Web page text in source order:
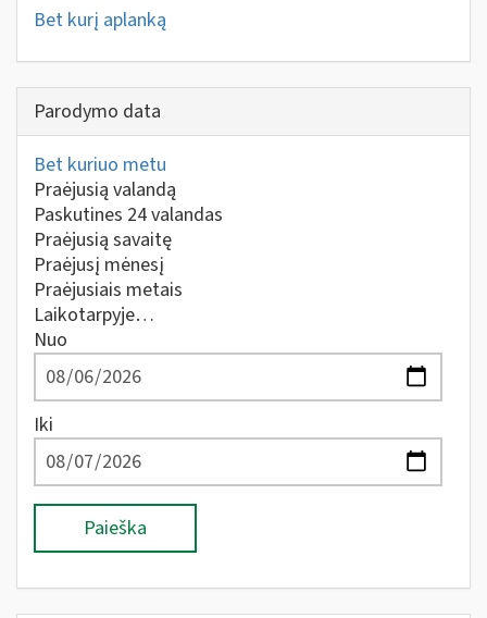
Bet kurį aplanką
Parodymo data
Bet kuriuo metu
Praėjusią valandą
Paskutines 24 valandas
Praėjusią savaitę
Praėjusį mėnesį
Praėjusiais metais
Laikotarpyje…
Nuo
Iki
Paieška